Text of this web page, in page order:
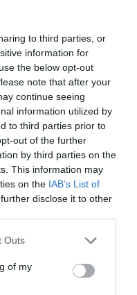
to third parties, or
information for
the below opt-out
note that after your
continue seeing
information utilized by
to third parties prior to
out of the further
by third parties on the
This information may
on the IAB’s List of
disclose it to other
Outs
of my
σε κάνει
!
μία για τον Γιάγκουσιτς
χώρες είναι